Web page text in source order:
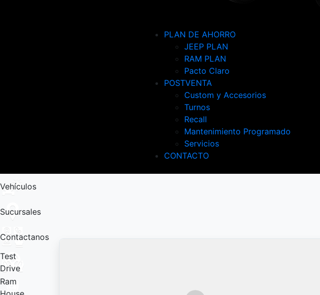
PLAN DE AHORRO
JEEP PLAN
RAM PLAN
Pacto Claro
POSTVENTA
Custom y Accesorios
Turnos
Recall
Mantenimiento Programado
Servicios
CONTACTO
Vehículos
Sucursales
Contactanos
Test
Drive
Ram